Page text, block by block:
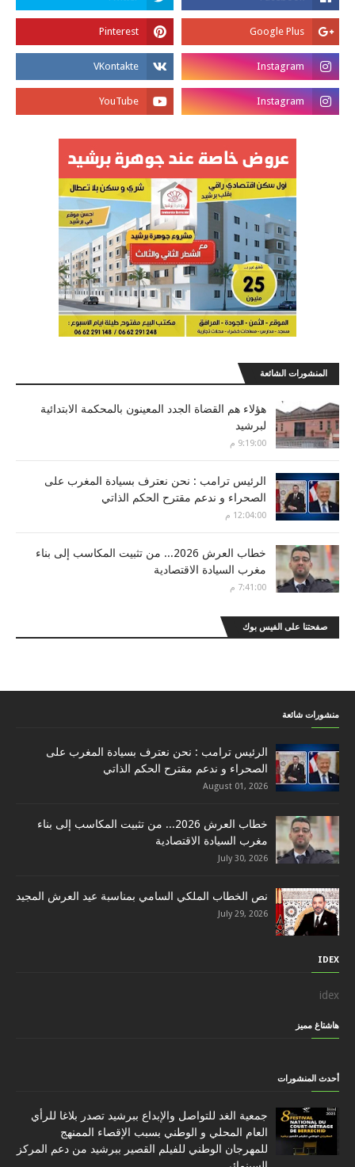
المنشورات الشائعة
هؤلاء هم القضاة الجدد المعينون بالمحكمة الابتدائية
لبرشيد
9:19:00 م
الرئيس ترامب : نحن نعترف بسيادة المغرب على
الصحراء و ندعم مقترح الحكم الذاتي
12:04:00 م
خطاب العرش 2026... من تثبيت المكاسب إلى بناء
مغرب السيادة الاقتصادية
7:41:00 م
صفحتنا على الفيس بوك
منشورات شائعة
الرئيس ترامب : نحن نعترف بسيادة المغرب على
الصحراء و ندعم مقترح الحكم الذاتي
August 01, 2026
خطاب العرش 2026... من تثبيت المكاسب إلى بناء
مغرب السيادة الاقتصادية
July 30, 2026
نص الخطاب الملكي السامي بمناسبة عيد العرش المجيد
July 29, 2026
IDEX
idex
هاشتاغ مميز
أحدث المنشورات
جمعية الغد للتواصل والإبداع ببرشيد تصدر بلاغا للرأي
العام المحلي و الوطني بسبب الإقصاء الممنهج
للمهرجان الوطني للفيلم القصير ببرشيد من دعم المركز